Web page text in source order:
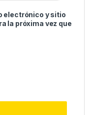
electrónico y sitio
la próxima vez que